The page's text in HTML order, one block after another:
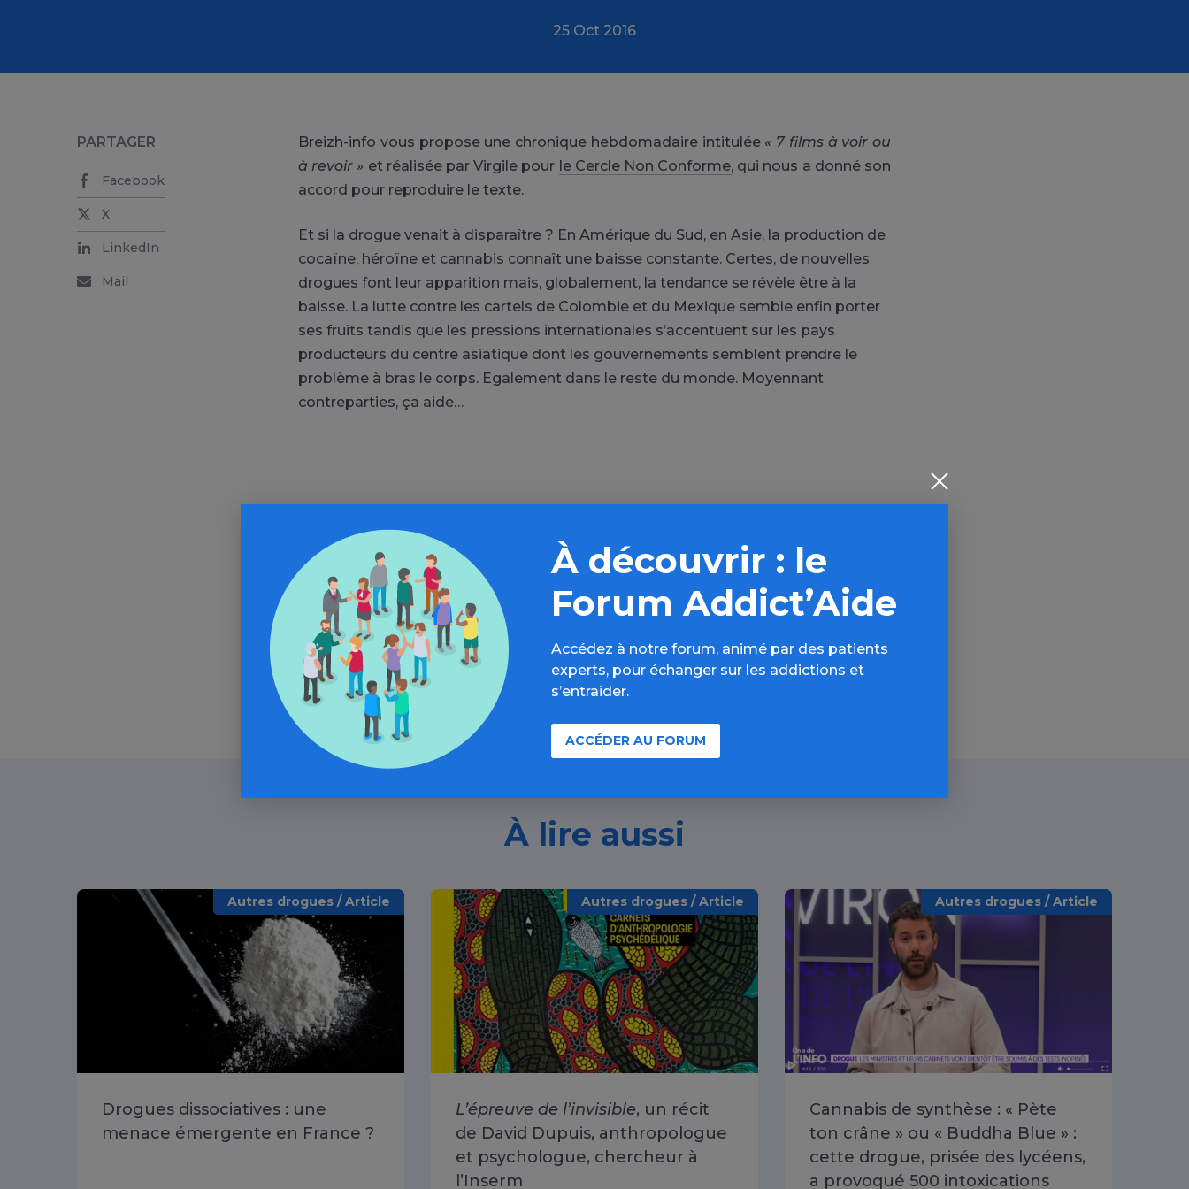
25 Oct 2016
Breizh-info vous propose une chronique hebdomadaire intitulée « 7 films à voir ou
à revoir » et réalisée par Virgile pour le Cercle Non Conforme, qui nous a donné son
accord pour reproduire le texte.
Et si la drogue venait à disparaître ? En Amérique du Sud, en Asie, la production de
cocaïne, héroïne et cannabis connaît une baisse constante. Certes, de nouvelles
drogues font leur apparition mais, globalement, la tendance se révèle être à la
baisse. La lutte contre les cartels de Colombie et du Mexique semble enfin porter
ses fruits tandis que les pressions internationales s’accentuent sur les pays
producteurs du centre asiatique dont les gouvernements semblent prendre le
problème à bras le corps. Egalement dans le reste du monde. Moyennant
contreparties, ça aide…
PARTAGER
Facebook
X
LinkedIn
Mail
Aller plus loin sur l’espace Autres drogues
Informations, parcours d’évaluations, bonnes pratiques, FAQ,
annuaires, ressources, actualités...
Découvrir
À lire aussi
Autres drogues / Article
Drogues dissociatives : une
menace émergente en France ?
Autres drogues / Article
L’épreuve de l’invisible, un récit
de David Dupuis, anthropologue
et psychologue, chercheur à
l’Inserm
Autres drogues / Article
Cannabis de synthèse : « Pète
ton crâne » ou « Buddha Blue » :
cette drogue, prisée des lycéens,
a provoqué 500 intoxications
À découvrir : le
Forum Addict’Aide
Accédez à notre forum, animé par des patients
experts, pour échanger sur les addictions et
s’entraider.
ACCÉDER AU FORUM